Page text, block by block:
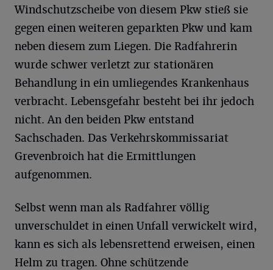
Windschutzscheibe von diesem Pkw stieß sie
gegen einen weiteren geparkten Pkw und kam
neben diesem zum Liegen. Die Radfahrerin
wurde schwer verletzt zur stationären
Behandlung in ein umliegendes Krankenhaus
verbracht. Lebensgefahr besteht bei ihr jedoch
nicht. An den beiden Pkw entstand
Sachschaden. Das Verkehrskommissariat
Grevenbroich hat die Ermittlungen
aufgenommen.
Selbst wenn man als Radfahrer völlig
unverschuldet in einen Unfall verwickelt wird,
kann es sich als lebensrettend erweisen, einen
Helm zu tragen. Ohne schützende